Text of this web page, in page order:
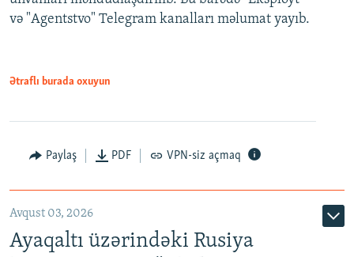
və "Agentstvo" Telegram kanalları məlumat yayıb.
Ətraflı burada oxuyun
Paylaş PDF VPN-siz açmaq
Avqust 03, 2026
Ayaqaltı üzərindəki Rusiya